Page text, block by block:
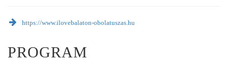
https://www.ilovebalaton-obolatuszas.hu
PROGRAM